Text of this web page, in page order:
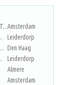
Amsterdam
Leiderdorp
Den Haag
Leiderdorp
Almere
Amsterdam